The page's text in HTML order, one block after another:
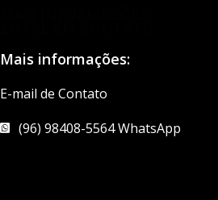
Mais informações:
E-mail de Contato
(96) 98408-5564 WhatsApp